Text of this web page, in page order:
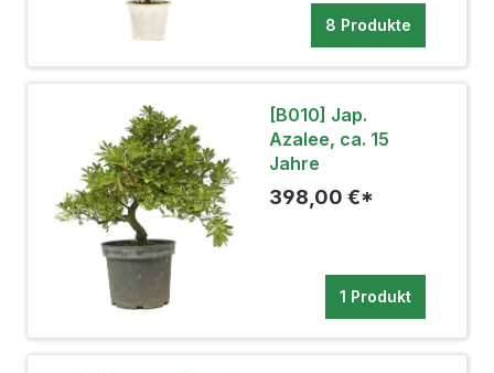
8 Produkte
[B010] Jap.
Azalee, ca. 15
Jahre
398,00 €*
1 Produkt